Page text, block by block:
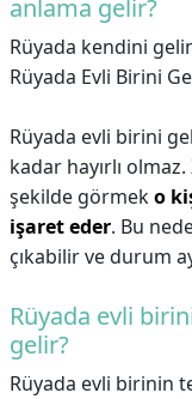
anlama gelir?
Rüyada kendini
Rüyada Evli Birini
Rüyada evli birini
kadar hayırlı
şekilde görmeko
işaret eder. Bu
çıkabilir ve durum
Rüyada evli
gelir?
Rüyada evli birinin